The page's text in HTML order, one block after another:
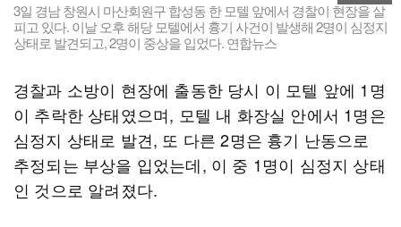
3일 경남 창원시 마산회원구 합성동 한 모텔 앞에서 경찰이 현장을 살
피고 있다. 이날 오후 해당 모텔에서 흉기 사건이 발생해 2명이 심정지
상태로 발견되고, 2명이 중상을 입었다. 연합뉴스
경찰과 소방이 현장에 출동한 당시 이 모텔 앞에 1명
이 추락한 상태였으며, 모텔 내 화장실 안에서 1명은
심정지 상태로 발견, 또 다른 2명은 흉기 난동으로
추정되는 부상을 입었는데, 이 중 1명이 심정지 상태
인 것으로 알려졌다.